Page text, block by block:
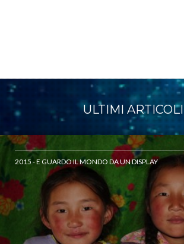
ULTIMI ARTICOLI
2015 - E GUARDO IL MONDO DA UN DISPLAY